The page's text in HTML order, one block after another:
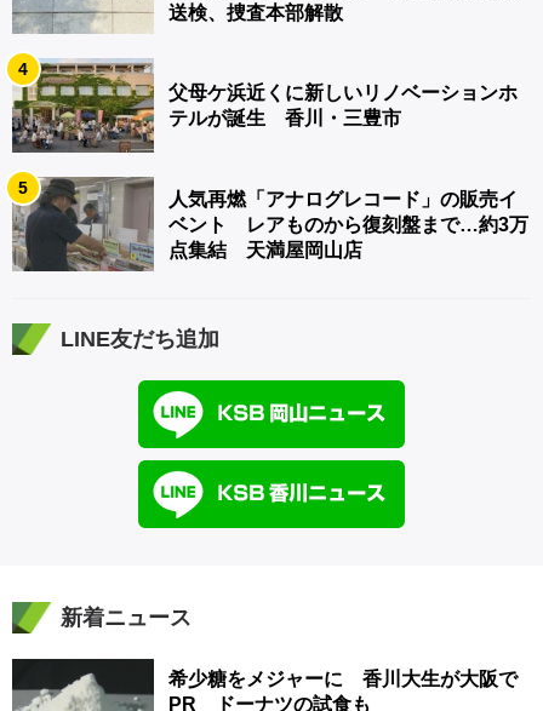
送検、捜査本部解散
4
父母ケ浜近くに新しいリノベーションホ
テルが誕生 香川・三豊市
5
人気再燃「アナログレコード」の販売イ
ベント レアものから復刻盤まで…約3万
点集結 天満屋岡山店
LINE友だち追加
新着ニュース
希少糖をメジャーに 香川大生が大阪で
PR ドーナツの試食も